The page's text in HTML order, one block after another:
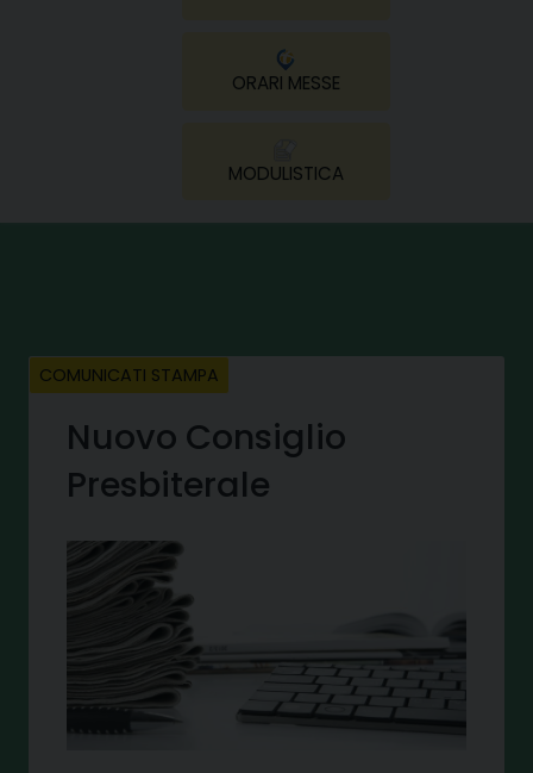
ORARI MESSE
MODULISTICA
COMUNICATI STAMPA
Nuovo Consiglio
Presbiterale